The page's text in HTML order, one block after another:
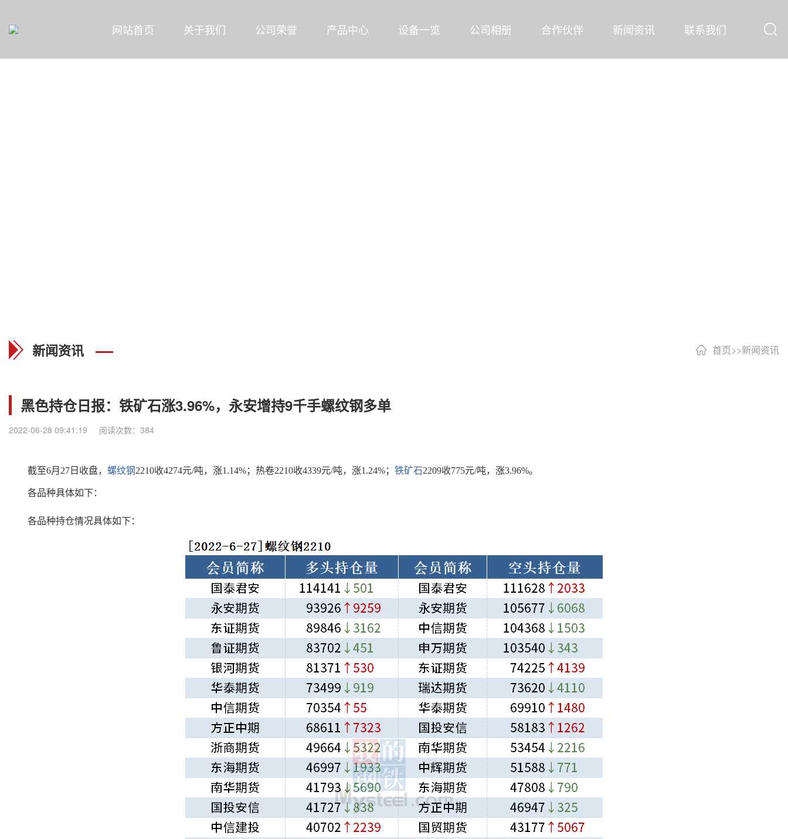
网站首页 关于我们 公司荣誉 产品中心 设备一览 公司相册 合作伙伴 新闻资讯 联系我们
首页>>新闻资讯
新闻资讯
黑色持仓日报：铁矿石涨3.96%，永安增持9千手螺纹钢多单
2022-06-28 09:41:19 阅读次数：384
截至6月27日收盘， 螺纹钢 2210收4274元/吨，涨1.14%；热卷2210收4339元/吨，涨1.24%； 铁矿石2209收775元/吨，涨3.96%。
各品种具体如下：
各品种持仓情况具体如下：